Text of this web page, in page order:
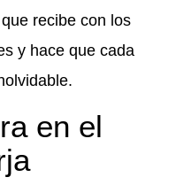
recibe con los
y hace que cada
en el